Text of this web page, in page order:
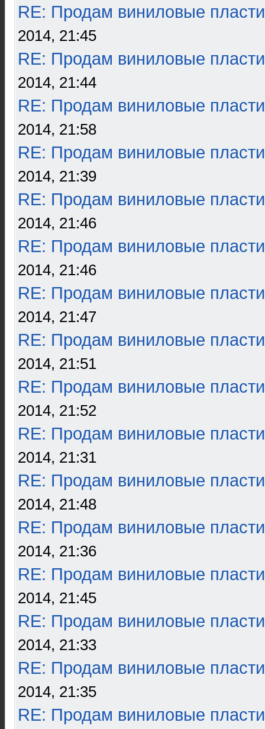
RE: Продам виниловые
2014, 21:45
RE: Продам виниловые
2014, 21:44
RE: Продам виниловые
2014, 21:58
RE: Продам виниловые
2014, 21:39
RE: Продам виниловые
2014, 21:46
RE: Продам виниловые
2014, 21:46
RE: Продам виниловые
2014, 21:47
RE: Продам виниловые
2014, 21:51
RE: Продам виниловые
2014, 21:52
RE: Продам виниловые
2014, 21:31
RE: Продам виниловые
2014, 21:48
RE: Продам виниловые
2014, 21:36
RE: Продам виниловые
2014, 21:45
RE: Продам виниловые
2014, 21:33
RE: Продам виниловые
2014, 21:35
RE: Продам виниловые